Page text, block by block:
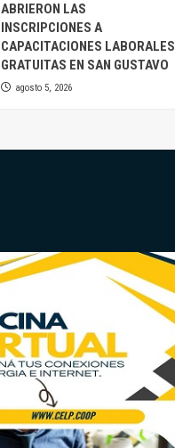
ABRIERON LAS
INSCRIPCIONES A
CAPACITACIONES LABORALES
GRATUITAS EN SAN GUSTAVO
agosto 5, 2026